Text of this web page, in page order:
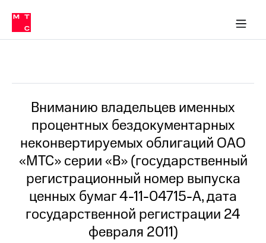
связь
Сервисы и подписки
30% на связь
кабинеты
Мобильная
и
Спутниковое
ТВ
МТС
Деньги
связь
Перенести
в МТС
в МТС
Услуги
Роуминг
Личный
кабинет
Скачать
приложение
Мой
Вниманию владельцев именных
процентных бездокументарных
неконвертируемых облигаций ОАО
«МТС» серии «В» (государственный
регистрационный номер выпуска
ценных бумаг 4-11-04715-А, дата
государственной регистрации 24
февраля 2011)